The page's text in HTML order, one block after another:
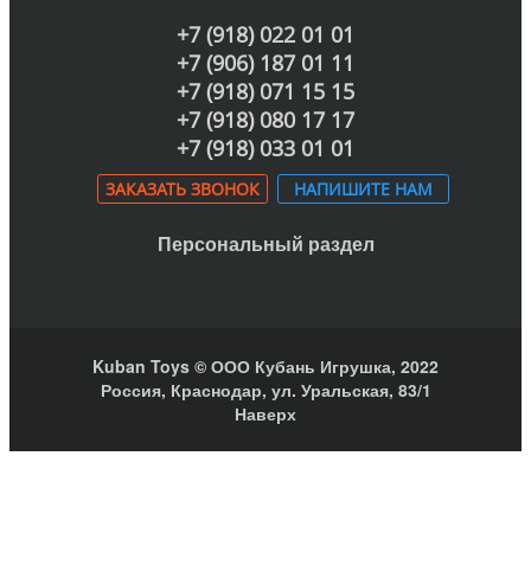
+7 (918) 022 01 01
+7 (906) 187 01 11
+7 (918) 071 15 15
+7 (918) 080 17 17
+7 (918) 033 01 01
ЗАКАЗАТЬ ЗВОНОК НАПИШИТЕ НАМ
Персональный раздел
Kuban Toys © ООО Кубань Игрушка, 2022
Россия, Краснодар, ул. Уральская, 83/1
Наверх